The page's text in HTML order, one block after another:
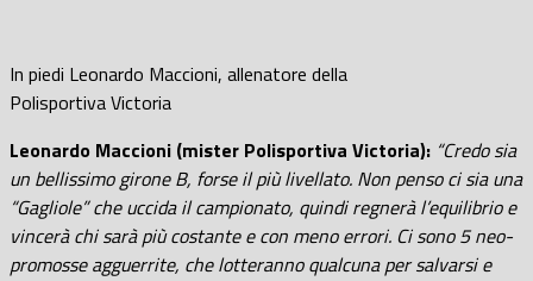
In piedi Leonardo Maccioni, allenatore della
Polisportiva Victoria
Leonardo Maccioni (mister Polisportiva Victoria): “Credo sia
un bellissimo girone B, forse il più livellato. Non penso ci sia una
“Gagliole” che uccida il campionato, quindi regnerà l’equilibrio e
vincerà chi sarà più costante e con meno errori. Ci sono 5 neo-
promosse agguerrite, che lotteranno qualcuna per salvarsi e